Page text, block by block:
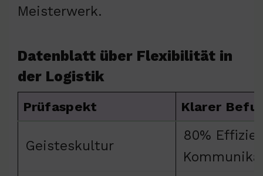
Meisterwerk.
Datenblatt über Flexibilität in
der Logistik
Prüfaspekt Klarer
Geisteskultur
80%